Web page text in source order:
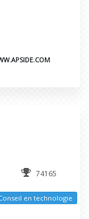
74165
en technologie